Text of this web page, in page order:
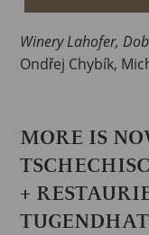
Winery Lahofer,
Ondřej Chybík,
MORE IS
+
TUGENDHAT